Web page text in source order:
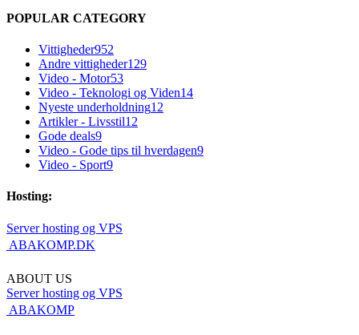
POPULAR CATEGORY
Vittigheder952
Andre vittigheder129
Video - Motor53
Video - Teknologi og Viden14
Nyeste underholdning12
Artikler - Livsstil12
Gode deals9
Video - Gode tips til hverdagen9
Video - Sport9
Hosting:
Server hosting og VPS
 ABAKOMP.DK
ABOUT US
Server hosting og VPS
 ABAKOMP